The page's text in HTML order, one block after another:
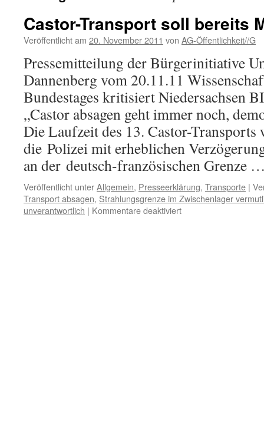
Castor-Transport soll bereits
Veröffentlicht am 20. November 2011 von AG-Öffentlichkeit//G
Pressemitteilung der Bürgerinitiative
Dannenberg vom 20.11.11
Bundestages kritisiert Niedersachsen
„Castor absagen geht immer noch,
Die Laufzeit des 13. Castor-
die Polizei mit erheblichen
an der deutsch-französischen Grenze
Veröffentlicht unterAllgemein, Presseerklärung, Transporte |
Transport absagen, Strahlungsgrenze im Zwischenlager
unverantwortlich | Kommentare deaktiviertfür